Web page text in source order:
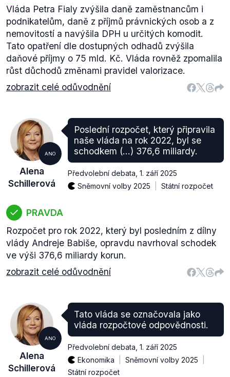
Vláda Petra Fialy zvýšila daně zaměstnancům i
podnikatelům, daně z příjmů právnických osob a z
nemovitostí a navýšila DPH u určitých komodit.
Tato opatření dle dostupných odhadů zvýšila
daňové příjmy o 75 mld. Kč. Vláda rovněž zpomalila
růst důchodů změnami pravidel valorizace.
zobrazit celé odůvodnění
ANO
Alena
Schillerová
Poslední rozpočet, který připravila
naše vláda na rok 2022, byl se
schodkem (...) 376,6 miliardy.
Předvolební debata 1. září 2025
Sněmovní volby 2025
Státní rozpočet
PRAVDA
Rozpočet pro rok 2022, který byl posledním z dílny
vlády Andreje Babiše, opravdu navrhoval schodek
ve výši 376,6 miliardy korun.
zobrazit celé odůvodnění
ANO
Alena
Schillerová
Tato vláda se označovala jako
vláda rozpočtové odpovědnosti.
Předvolební debata 1. září 2025
Ekonomika
Sněmovní volby 2025
Státní rozpočet